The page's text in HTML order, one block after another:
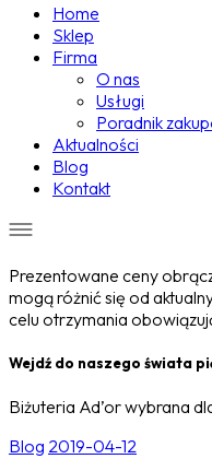
Home
Sklep
Firma
O nas
Usługi
Poradnik
Aktualności
Blog
Kontakt
Prezentowane ceny
mogą różnić się od
celu otrzymania
Wejdź do naszego świata
Biżuteria Ad’or wybrana
Blog 2019-04-12